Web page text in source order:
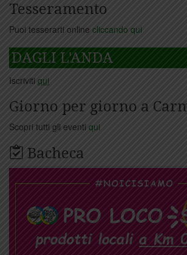
Tesseramento
Puoi tesserarti online cliccando qui
DAGLI L'ANDA
Iscriviti qui
Giorno per giorno a
Scopri tutti gli eventi qui
Bacheca